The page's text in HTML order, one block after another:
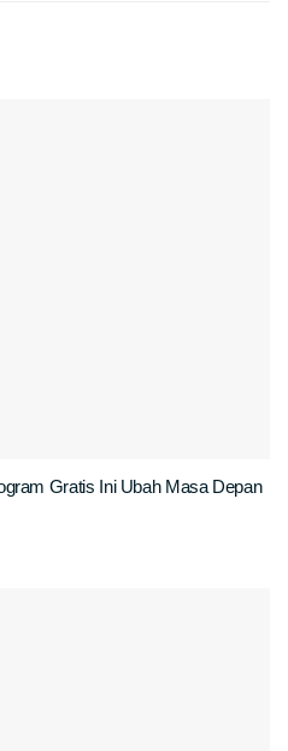
Gratis Ini Ubah Masa Depan